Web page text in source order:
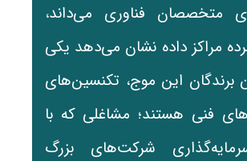
متخصصان فناوری می‌داند،
مراکز داده نشان می‌دهد یکی
برندگان این موج، تکنسین‌های
فنی هستند؛ مشاغلی که با
شرکت‌های بزرگ